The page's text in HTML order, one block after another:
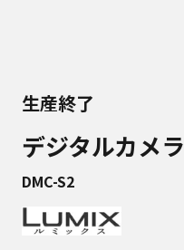
生産終了
デジタルカメラ
DMC-S2